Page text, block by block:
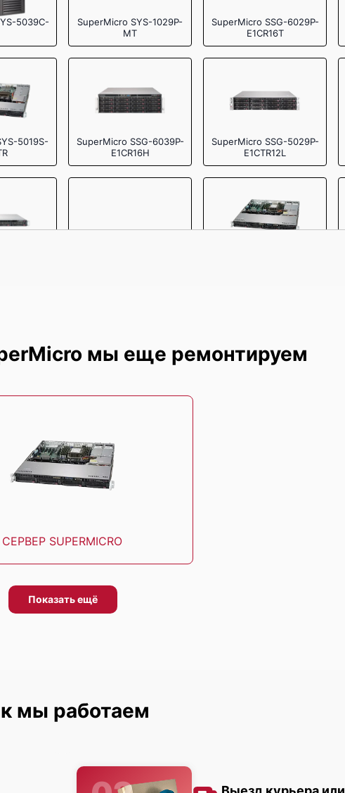
5039C-
SuperMicro SYS-1029P-
MT
SuperMicro SSG-6029P-
E1CR16T
5019S-
SuperMicro SSG-6039P-
E1CR16H
SuperMicro SSG-5029P-
E1CTR12L
мы еще ремонтируем
СЕРВЕР SUPERMICRO
Показать ещё
мы работаем